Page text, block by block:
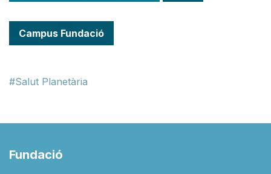
Campus Fundació
Salut Planetària
Fundació